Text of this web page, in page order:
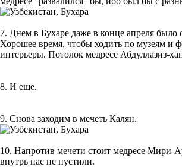
7. Днем в Бухаре даже в конце апреля было
Хорошее время, чтобы ходить по музеям и
интерьеры. Потолок медресе Абдуллазиз-
8. И еще.
9. Снова заходим в мечеть Калян.
10. Напротив мечети стоит медресе Мири-
внутрь нас не пустили.